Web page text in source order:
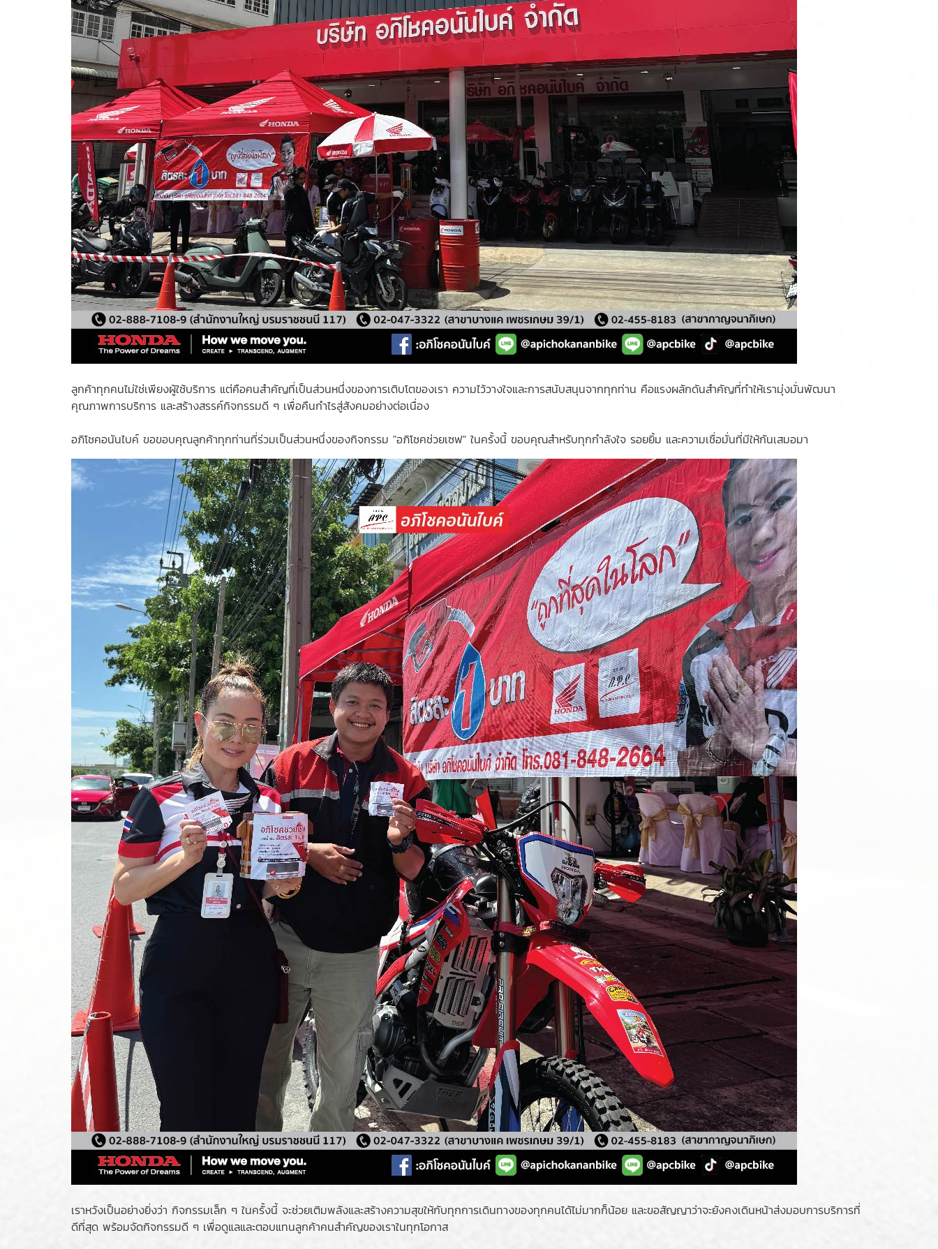
ลูกค้าทุกคนไม่ใช่เพียงผู้ใช้บริการ แต่คือคนสำคัญที่เป็นส่วนหนึ่งของการเติบโตของเรา ความไว้วางใจและการสนับสนุนจากทุกท่าน คือแรงผลักดันสำคัญที่ทำให้เรามุ่งมั่นพัฒนา
คุณภาพการบริการ และสร้างสรรค์กิจกรรมดี ๆ เพื่อคืนกำไรสู่สังคมอย่างต่อเนื่อง
อภิโชคอนันไบค์ ขอขอบคุณลูกค้าทุกท่านที่ร่วมเป็นส่วนหนึ่งของกิจกรรม "อภิโชคช่วยเซฟ" ในครั้งนี้ ขอบคุณสำหรับทุกกำลังใจ รอยยิ้ม และความเชื่อมั่นที่มีให้กันเสมอมา
เราหวังเป็นอย่างยิ่งว่า กิจกรรมเล็ก ๆ ในครั้งนี้ จะช่วยเติมพลังและสร้างความสุขให้กับทุกการเดินทางของทุกคนได้ไม่มากก็น้อย และขอสัญญาว่าจะยังคงเดินหน้าส่งมอบการบริการที่
ดีที่สุด พร้อมจัดกิจกรรมดี ๆ เพื่อดูแลและตอบแทนลูกค้าคนสำคัญของเราในทุกโอกาส